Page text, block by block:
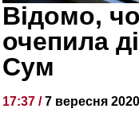
Відомо,
очепила
Сум
17:37 /7 вересня 2020